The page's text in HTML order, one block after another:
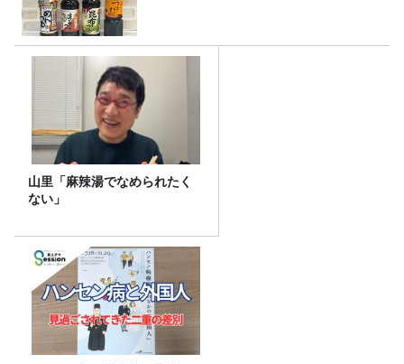
山里「麻辣湯でなめられたく
ない」